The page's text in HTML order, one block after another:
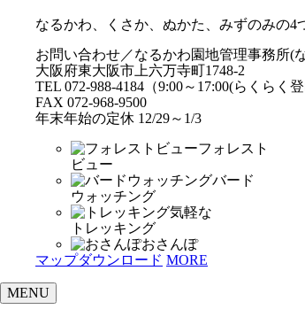
なるかわ、くさか、ぬかた、みずのみの4
お問い合わせ／なるかわ園地管理事務所(
大阪府東大阪市上六万寺町1748-2
TEL 072-988-4184（9:00～17:00(らくらく
FAX 072-968-9500
年末年始の定休 12/29～1/3
フォレスト
ビュー
バード
ウォッチング
気軽な
トレッキング
おさんぽ
マップダウンロード MORE
MENU